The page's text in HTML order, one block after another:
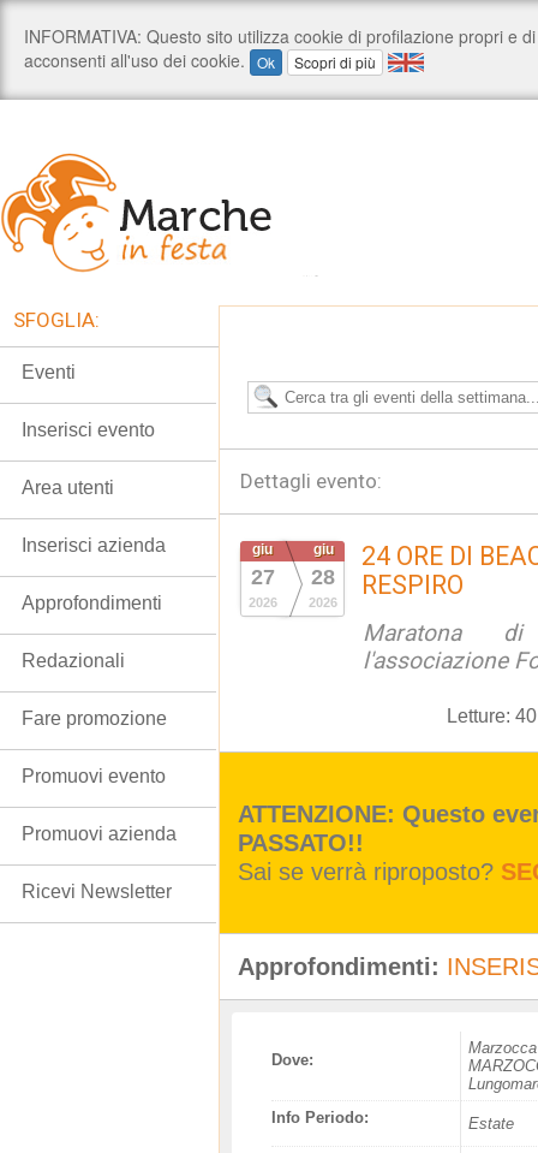
Dettagli evento:
giu
27
2026
giu
28
2026
24 ORE DI
RESPIRO
Maratona
l'associazione
Letture: 40
ATTENZIONE: Questo
PASSATO!!
Sai se verrà riproposto?
Approfondimenti:
Dove:
Info Periodo:
Estate
SFOGLIA:
Eventi
Inserisci evento
Area utenti
Inserisci azienda
Approfondimenti
Redazionali
Fare promozione
Promuovi evento
Promuovi azienda
Ricevi Newsletter